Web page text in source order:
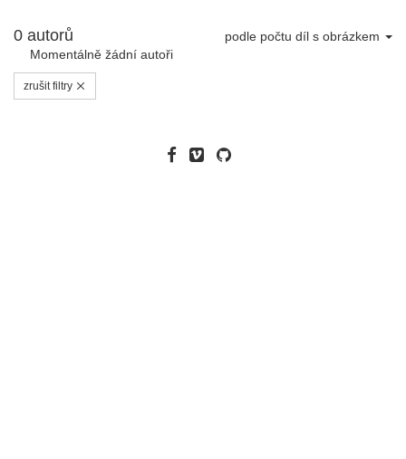
0 autorů
Momentálně žádní autoři
zrušit filtry
podle počtu díl s obrázkem